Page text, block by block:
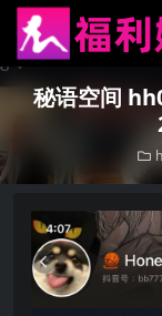
秘语空间